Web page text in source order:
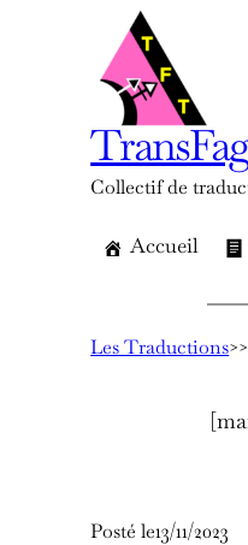
Collectif de
Accueil
Les Traductions>>
Posté le13/11/2023